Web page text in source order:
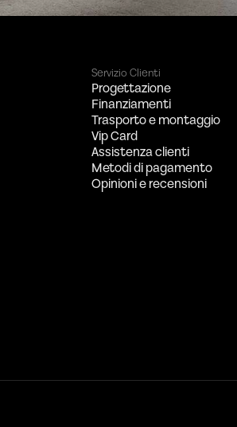
Servizio Clienti
Progettazione
Finanziamenti
Trasporto e montaggio
Vip Card
Assistenza clienti
Metodi di pagamento
Opinioni e recensioni